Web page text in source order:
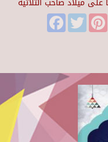
FacebookTwitter